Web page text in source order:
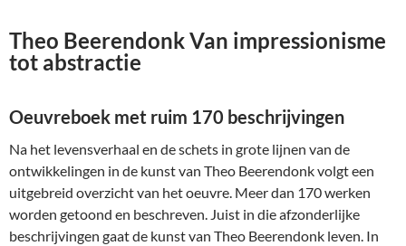
Theo Beerendonk Van impressionisme
tot abstractie
Oeuvreboek met ruim 170 beschrijvingen
Na het levensverhaal en de schets in grote lijnen van de
ontwikkelingen in de kunst van Theo Beerendonk volgt een
uitgebreid overzicht van het oeuvre. Meer dan 170 werken
worden getoond en beschreven. Juist in die afzonderlijke
beschrijvingen gaat de kunst van Theo Beerendonk leven. In